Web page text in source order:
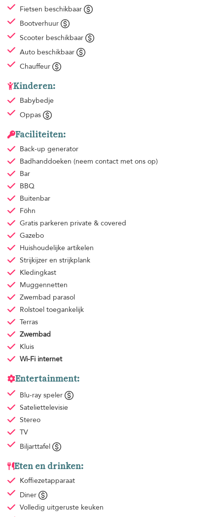
Fietsen beschikbaar
Bootverhuur
Scooter beschikbaar
Auto beschikbaar
Chauffeur
Kinderen:
Babybedje
Oppas
Faciliteiten:
Back-up generator
Badhanddoeken (neem contact met ons op)
Bar
BBQ
Buitenbar
Föhn
Gratis parkeren private & covered
Gazebo
Huishoudelijke artikelen
Strijkijzer en strijkplank
Kledingkast
Muggennetten
Zwembad parasol
Rolstoel toegankelijk
Terras
Zwembad
Kluis
Wi-Fi internet
Entertainment:
Blu-ray speler
Sateliettelevisie
Stereo
TV
Biljarttafel
Eten en drinken:
Koffiezetapparaat
Diner
Volledig uitgeruste keuken